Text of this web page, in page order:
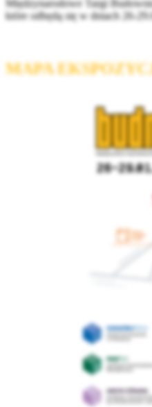
Międzynarodowe Targi
które odbędą się w dniach 26-
MAPA